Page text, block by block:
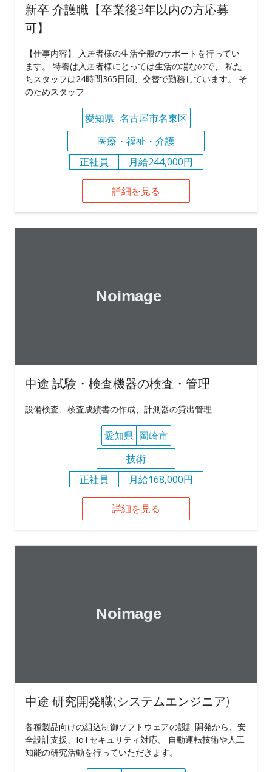
新卒 介護職【卒業後3年以内の方応募
可】
【仕事内容】 入居者様の生活全般のサポートを行ってい
ます。 特養は入居者様にとっては生活の場なので、 私た
ちスタッフは24時間365日間、交替で勤務しています。 そ
のためスタッフ
愛知県 名古屋市名東区
医療・福祉・介護
正社員
月給244,000円
詳細を見る
中途 試験・検査機器の検査・管理
設備検査、検査成績書の作成、計測器の貸出管理
愛知県 岡崎市
技術
正社員
月給168,000円
詳細を見る
中途 研究開発職(システムエンジニア)
各種製品向けの組込制御ソフトウェアの設計開発から、安
全設計支援、IoTセキュリティ対応、 自動運転技術や人工
知能の研究活動を行っていただきます。